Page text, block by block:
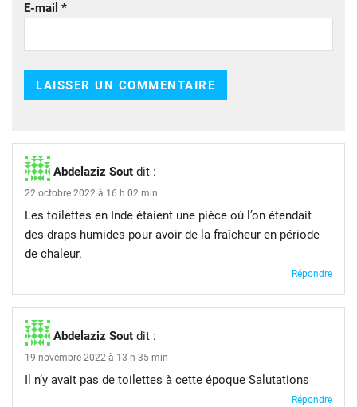
E-mail *
Abdelaziz Sout dit :
22 octobre 2022 à 16 h 02 min
Les toilettes en Inde étaient une pièce où l’on étendait
des draps humides pour avoir de la fraîcheur en période
de chaleur.
Répondre
Abdelaziz Sout dit :
19 novembre 2022 à 13 h 35 min
Il n’y avait pas de toilettes à cette époque Salutations
Répondre